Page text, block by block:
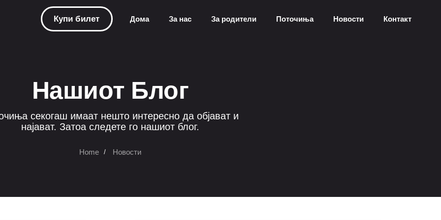
Купи билет Домa За нас За родители Поточиња Новости Контакт
Нашиот Блог
секогаш имаат нешто интересно да објават и
најават. Затоа следете го нашиот блог.
Home Новости